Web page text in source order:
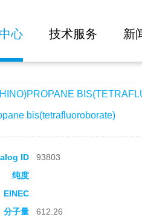
心 技术服务 新
bis(tetrafluoroborate)
ID 93803
纯度
EINEC
分子量 612.26